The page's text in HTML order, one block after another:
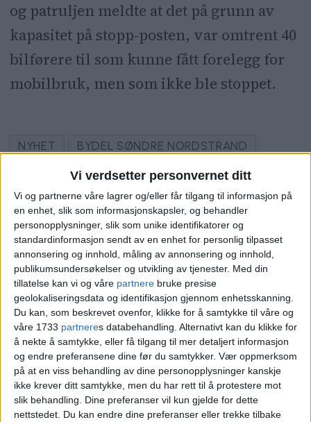
Vi verdsetter personvernet ditt
Vi og partnerne våre lagrer og/eller får tilgang til informasjon på
en enhet, slik som informasjonskapsler, og behandler
personopplysninger, slik som unike identifikatorer og
standardinformasjon sendt av en enhet for personlig tilpasset
annonsering og innhold, måling av annonsering og innhold,
publikumsundersøkelser og utvikling av tjenester. Med din
tillatelse kan vi og våre partnere bruke presise
geolokaliseringsdata og identifikasjon gjennom enhetsskanning.
Du kan, som beskrevet ovenfor, klikke for å samtykke til våre og
våre 1733 partneres databehandling. Alternativt kan du klikke for
å nekte å samtykke, eller få tilgang til mer detaljert informasjon
og endre preferansene dine før du samtykker. Vær oppmerksom
på at en viss behandling av dine personopplysninger kanskje
ikke krever ditt samtykke, men du har rett til å protestere mot
slik behandling. Dine preferanser vil kun gjelde for dette
nettstedet. Du kan endre dine preferanser eller trekke tilbake
og patruljen meldte at det på grunn av
kapasitet på stopp-posten, var omtrent 40
bilførere til som kunne fått forelegg for
mobilbruk, men som ikke ble stoppet.
NYHET BYDEL SØNDRE NORDSTRAND